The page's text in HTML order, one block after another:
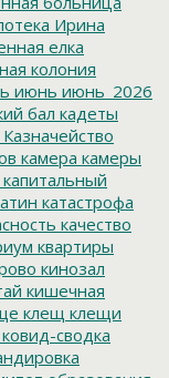
Ирина
елка
колония
июнь июнь_2026
бал кадеты
Казначейство
камера камеры
капитальный
катастрофа
качество
квартиры
кинозал
кишечная
клещ клещи
ковид-сводка